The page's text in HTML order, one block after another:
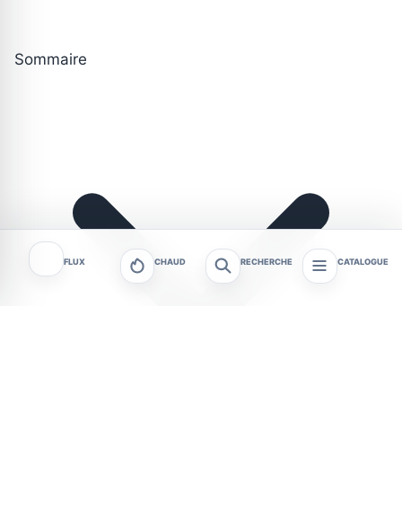
Sommaire
FLUX CHAUD RECHERCHE CATALOGUE